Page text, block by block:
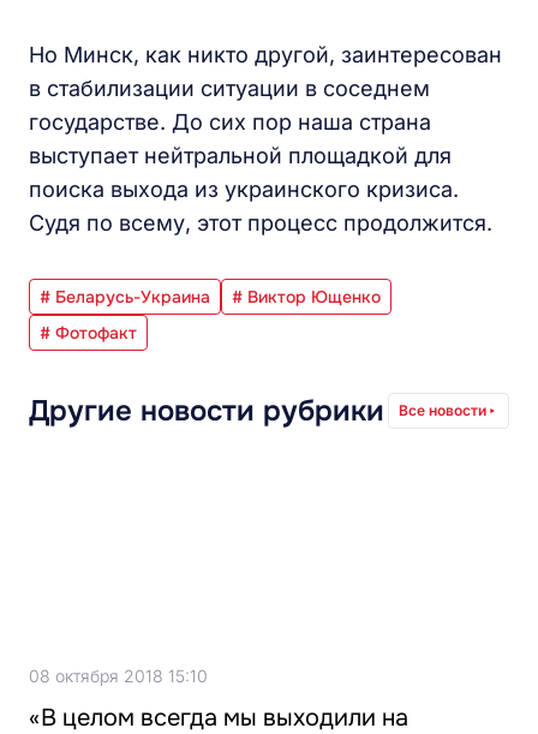
Но Минск, как никто другой, заинтересован
в стабилизации ситуации в соседнем
государстве. До сих пор наша страна
выступает нейтральной площадкой для
поиска выхода из украинского кризиса.
Судя по всему, этот процесс продолжится.
# Беларусь-Украина
# Виктор Ющенко
# Фотофакт
Другие новости рубрики Все новости
08 октября 2018 15:10
«В целом всегда мы выходили на